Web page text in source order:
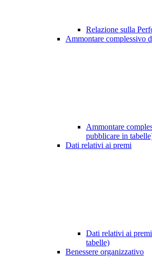
Relazione sulla
Ammontare complessivo
Ammontare
pubblicare in
Dati relativi ai premi
Dati relativi ai
tabelle)
Benessere organizzativo